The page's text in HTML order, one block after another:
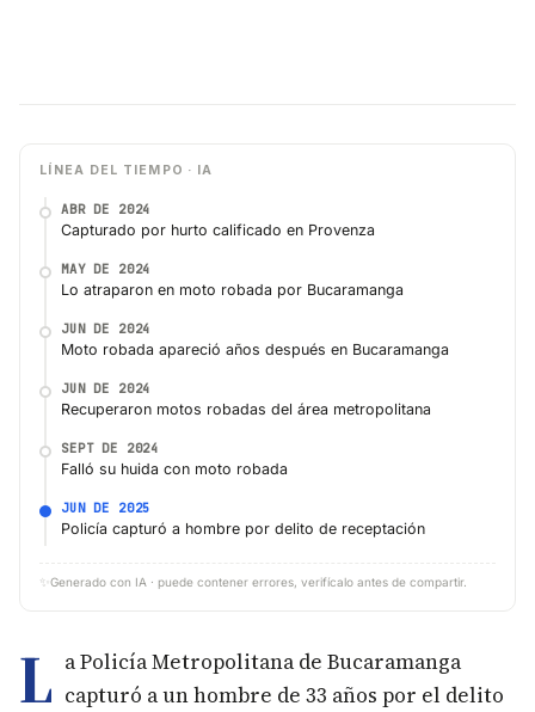
LÍNEA DEL TIEMPO · IA
ABR DE 2024
Capturado por hurto calificado en Provenza
MAY DE 2024
Lo atraparon en moto robada por Bucaramanga
JUN DE 2024
Moto robada apareció años después en Bucaramanga
JUN DE 2024
Recuperaron motos robadas del área metropolitana
SEPT DE 2024
Falló su huida con moto robada
JUN DE 2025
Policía capturó a hombre por delito de receptación
✨ Generado con IA · puede contener errores, verifícalo antes de compartir.
L a Policía Metropolitana de Bucaramanga
capturó a un hombre de 33 años por el delito